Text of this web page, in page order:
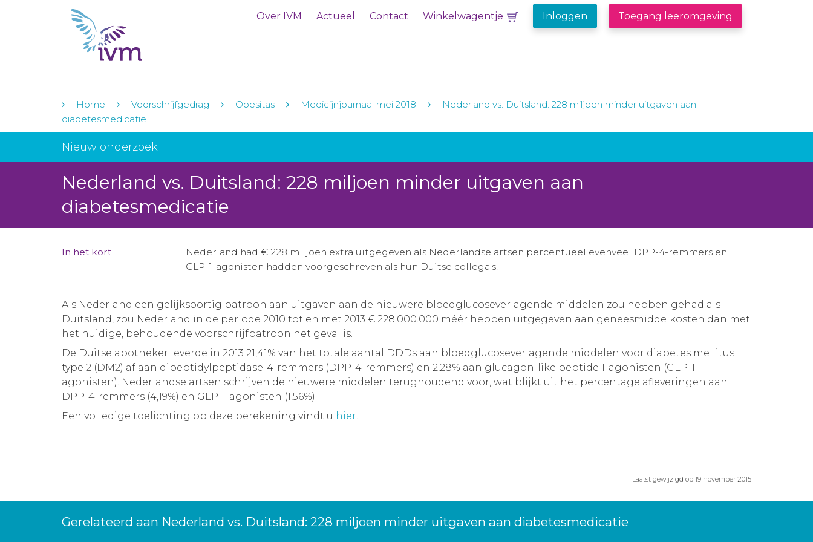
Over IVM Actueel Contact Winkelwagentje Inloggen Toegang leeromgeving
Home Voorschrijfgedrag Obesitas Medicijnjournaal mei 2018
Nederland vs. Duitsland: 228 miljoen minder uitgaven aan
diabetesmedicatie
Nieuw onderzoek
Nederland vs. Duitsland: 228 miljoen minder uitgaven aan
diabetesmedicatie
In het kort
Nederland had € 228 miljoen extra uitgegeven als Nederlandse artsen percentueel evenveel DPP-4-remmers en
GLP-1-agonisten hadden voorgeschreven als hun Duitse collega's.
Als Nederland een gelijksoortig patroon aan uitgaven aan de nieuwere bloedglucoseverlagende middelen zou hebben gehad als
Duitsland, zou Nederland in de periode 2010 tot en met 2013 € 228.000.000 méér hebben uitgegeven aan geneesmiddelkosten dan met
het huidige, behoudende voorschrijfpatroon het geval is.
De Duitse apotheker leverde in 2013 21,41% van het totale aantal DDDs aan bloedglucoseverlagende middelen voor diabetes mellitus
type 2 (DM2) af aan dipeptidylpeptidase-4-remmers (DPP-4-remmers) en 2,28% aan glucagon-like peptide 1-agonisten (GLP-1-
agonisten). Nederlandse artsen schrijven de nieuwere middelen terughoudend voor, wat blijkt uit het percentage afleveringen aan
DPP-4-remmers (4,19%) en GLP-1-agonisten (1,56%).
Een volledige toelichting op deze berekening vindt u hier.
Laatst gewijzigd op 19 november 2015
Gerelateerd aan Nederland vs. Duitsland: 228 miljoen minder uitgaven aan diabetesmedicatie